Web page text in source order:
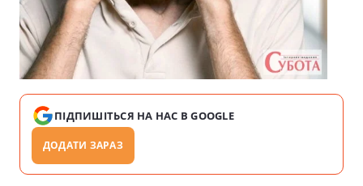
ПІДПИШІТЬСЯ НА НАС В GOOGLE
ДОДАТИ ЗАРАЗ